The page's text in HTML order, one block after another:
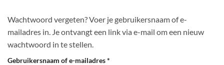
Wachtwoord vergeten? Voer je gebruikersnaam of e-
mailadres in. Je ontvangt een link via e-mail om een nieuw
wachtwoord in te stellen.
Gebruikersnaam of e-mailadres*